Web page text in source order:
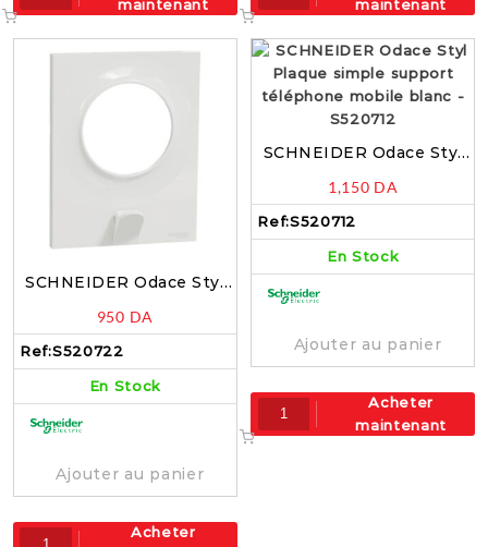
maintenant
maintenant
SCHNEIDER Odace Styl
blanc – S520722
950 DA
Ref:S520722
En Stock
Ajouter au panier
Acheter
SCHNEIDER Odace Styl
téléphone mobile blanc –
S520712
1,150 DA
Ref:S520712
En Stock
Ajouter au panier
Acheter
maintenant